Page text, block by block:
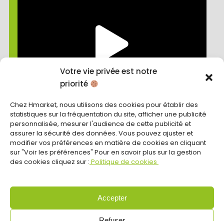
Votre vie privée est notre
priorité
Chez Hmarket, nous utilisons des cookies pour établir des
statistiques sur la fréquentation du site, afficher une publicité
personnalisée, mesurer l'audience de cette publicité et
assurer la sécurité des données. Vous pouvez ajuster et
modifier vos préférences en matière de cookies en cliquant
sur "Voir les préférences" Pour en savoir plus sur la gestion
des cookies cliquez sur : Politique de cookies
Accepter
Découvrez le témoignage de
C’est en 2006 en Seine-et-Marne que l’histoire
de Hmarket commence lorsqu’une famille de